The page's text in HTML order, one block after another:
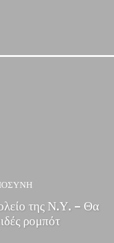
της Ν.Υ. – Θα
ρομπότ